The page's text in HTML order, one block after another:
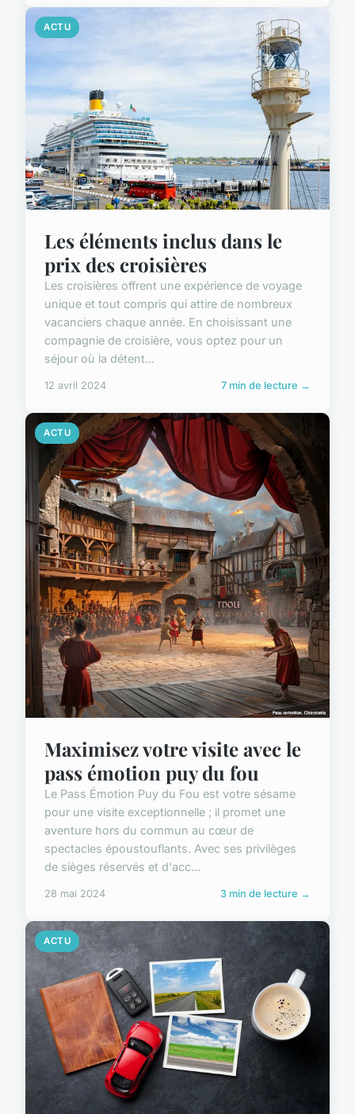
ACTU
Les éléments inclus dans le
prix des croisières
Les croisières offrent une expérience de voyage
unique et tout compris qui attire de nombreux
vacanciers chaque année. En choisissant une
compagnie de croisière, vous optez pour un
séjour où la détent...
12 avril 2024 7 min de lecture →
ACTU
Maximisez votre visite avec le
pass émotion puy du fou
Le Pass Émotion Puy du Fou est votre sésame
pour une visite exceptionnelle ; il promet une
aventure hors du commun au cœur de
spectacles époustouflants. Avec ses privilèges
de sièges réservés et d'acc...
28 mai 2024 3 min de lecture →
ACTU